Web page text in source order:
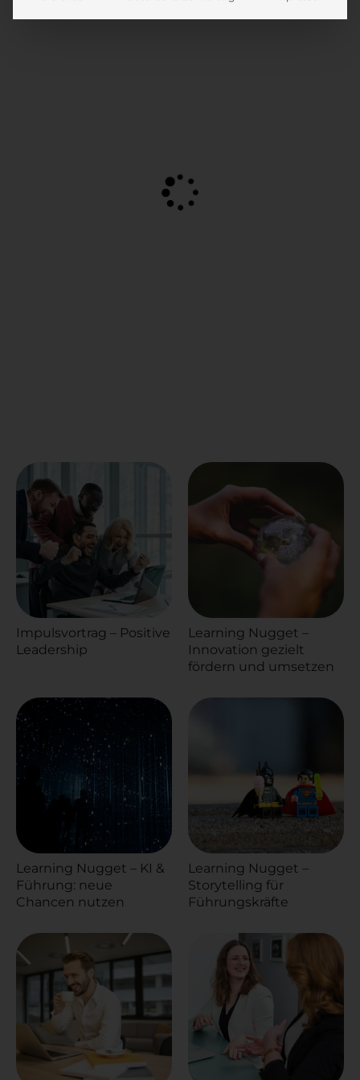
Impulsvortrag – Positive
Leadership
Learning Nugget –
Innovation gezielt
fördern und umsetzen
Learning Nugget – KI &
Führung: neue
Chancen nutzen
Learning Nugget –
Storytelling für
Führungskräfte